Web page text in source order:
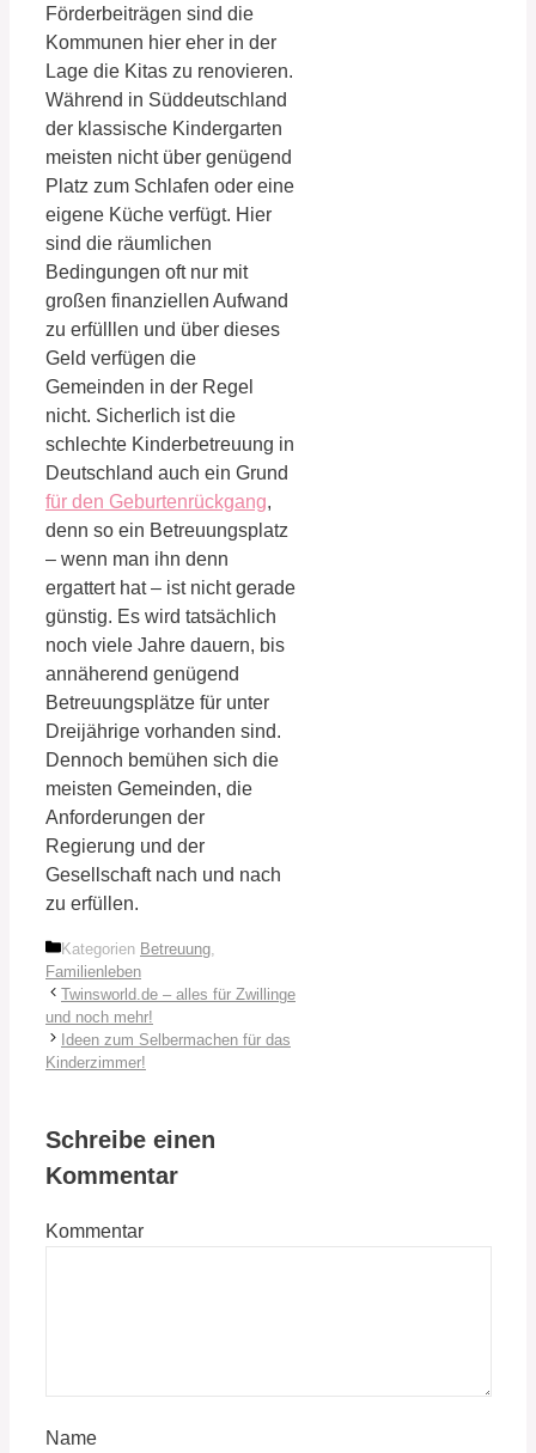
Förderbeiträgen sind die
Kommunen hier eher in der
Lage die Kitas zu renovieren.
Während in Süddeutschland
der klassische Kindergarten
meisten nicht über genügend
Platz zum Schlafen oder eine
eigene Küche verfügt. Hier
sind die räumlichen
Bedingungen oft nur mit
großen finanziellen Aufwand
zu erfülllen und über dieses
Geld verfügen die
Gemeinden in der Regel
nicht. Sicherlich ist die
schlechte Kinderbetreuung in
Deutschland auch ein Grund
für den Geburtenrückgang,
denn so ein Betreuungsplatz
– wenn man ihn denn
ergattert hat – ist nicht gerade
günstig. Es wird tatsächlich
noch viele Jahre dauern, bis
annäherend genügend
Betreuungsplätze für unter
Dreijährige vorhanden sind.
Dennoch bemühen sich die
meisten Gemeinden, die
Anforderungen der
Regierung und der
Gesellschaft nach und nach
zu erfüllen.
Kategorien Betreuung
Familienleben
Twinsworld.de – alles für Zwillinge
und noch mehr!
Ideen zum Selbermachen für das
Kinderzimmer!
Schreibe einen
Kommentar
Kommentar
Name